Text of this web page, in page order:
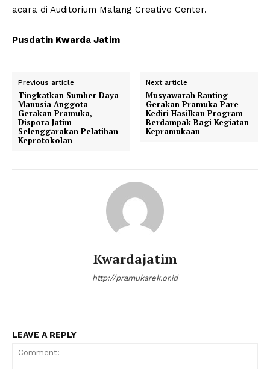
acara di Auditorium Malang Creative Center.
Pusdatin Kwarda Jatim
Previous article
Tingkatkan Sumber Daya
Manusia Anggota
Gerakan Pramuka,
Dispora Jatim
Selenggarakan Pelatihan
Keprotokolan
Next article
Musyawarah Ranting
Gerakan Pramuka Pare
Kediri Hasilkan Program
Berdampak Bagi Kegiatan
Kepramukaan
Kwardajatim
http://pramukarek.or.id
LEAVE A REPLY